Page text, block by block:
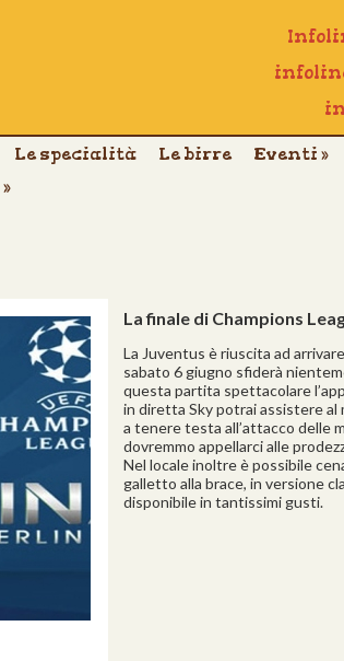
Le specialità Le birre Eventi »
»
La finale di Champions
La Juventus è riuscita ad
sabato 6 giugno sfiderà
questa partita spettacolare
in diretta Sky potrai assistere al
a tenere testa all’attacco delle
dovremmo appellarci alle
Nel locale inoltre è possibile
galletto alla brace, in versione
disponibile in tantissimi gusti.